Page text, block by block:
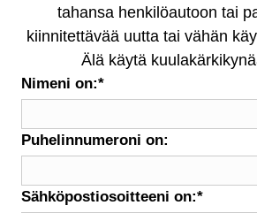
tahansa henkilöautoon tai
kiinnitettävää uutta tai vähän
Älä käytä
Nimeni on:*
Puhelinnumeroni on:
Sähköpostiosoitteeni on:*